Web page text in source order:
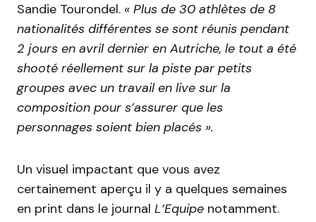
Sandie Tourondel. « Plus de 30 athlètes de 8
nationalités différentes se sont réunis pendant
2 jours en avril dernier en Autriche, le tout a été
shooté réellement sur la piste par petits
groupes avec un travail en live sur la
composition pour s’assurer que les
personnages soient bien placés ».
Un visuel impactant que vous avez
certainement aperçu il y a quelques semaines
en print dans le journal L’Equipe notamment.